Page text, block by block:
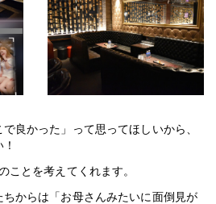
良かった」って思ってほしいから、
ことを考えてくれます。
からは「お母さんみたいに面倒見が